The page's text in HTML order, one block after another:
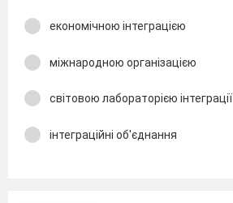
економічною інтеграцією
міжнародною організацією
світовою лабораторією інтеграції
інтеграційні об'єднання